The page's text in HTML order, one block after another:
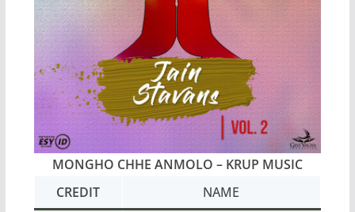
MONGHO CHHE ANMOLO – KRUP MUSIC
CREDIT
NAME